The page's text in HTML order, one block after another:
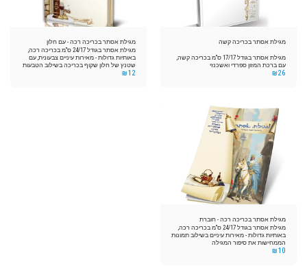
מגילת אסתר בכריכה קשה
מגילת אסתר בגודל 17/17 ס"מ בכריכה קשה,
עם ברכת המזון ספרדי ואשכנזי
₪26
מגילת אסתר בכריכה רכה - עם חלון
מגילת אסתר בגודל 24/17 ס"מ בכריכה רכה,
באותיות גדולות - מאירות עיניים צבעונית, עם
שטנץ של חלון שקוף בכריכה בשילוב הטבעות
זהב₪12
מגילת אסתר בכריכה רכה - חוברת
מגילת אסתר בגודל 24/17 ס"מ בכריכה רכה,
באותיות גדולות - מאירות עיניים בשילוב תמונות
הממחישות את סיפור המגילה
₪10